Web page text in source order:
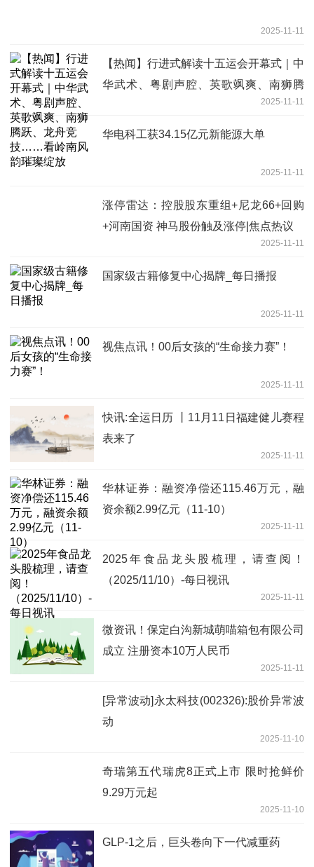
2025-11-11
【热闻】行进式解读十五运会开幕式｜中
华武术、粤剧声腔、英歌飒爽、南狮腾
跃、龙舟竞技……看岭南风韵璀璨绽放
2025-11-11
华电科工获34.15亿元新能源大单
2025-11-11
涨停雷达：控股股东重组+尼龙66+回购
+河南国资 神马股份触及涨停|焦点热议
2025-11-11
国家级古籍修复中心揭牌_每日播报
2025-11-11
视焦点讯！00后女孩的“生命接力赛”！
2025-11-11
快讯:全运日历 丨11月11日福建健儿赛程
表来了
2025-11-11
华林证券：融资净偿还115.46万元，融
资余额2.99亿元（11-10）
2025-11-11
2025年食品龙头股梳理，请查阅！
（2025/11/10）-每日视讯
2025-11-11
微资讯！保定白沟新城萌喵箱包有限公司
成立 注册资本10万人民币
2025-11-11
[异常波动]永太科技(002326):股价异常波
动
2025-11-10
奇瑞第五代瑞虎8正式上市 限时抢鲜价
9.29万元起
2025-11-10
GLP-1之后，巨头卷向下一代减重药